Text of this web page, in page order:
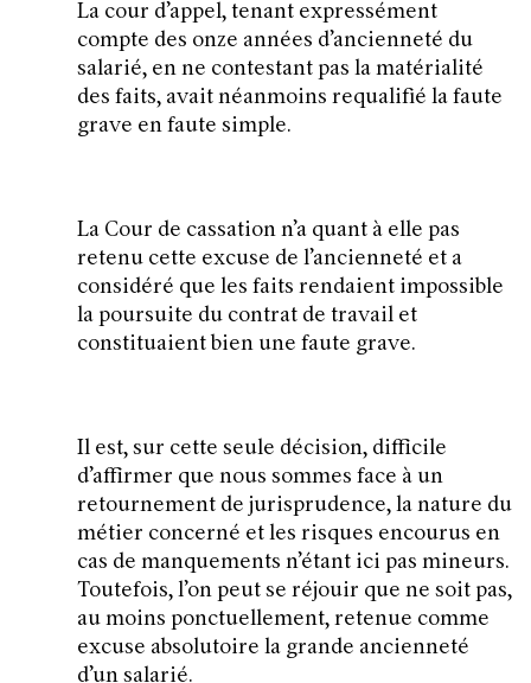
La cour d’appel, tenant expressément
compte des onze années d’ancienneté du
salarié, en ne contestant pas la matérialité
des faits, avait néanmoins requalifié la faute
grave en faute simple.
La Cour de cassation n’a quant à elle pas
retenu cette excuse de l’ancienneté et a
considéré que les faits rendaient impossible
la poursuite du contrat de travail et
constituaient bien une faute grave.
Il est, sur cette seule décision, difficile
d’affirmer que nous sommes face à un
retournement de jurisprudence, la nature du
métier concerné et les risques encourus en
cas de manquements n’étant ici pas mineurs.
Toutefois, l’on peut se réjouir que ne soit pas,
au moins ponctuellement, retenue comme
excuse absolutoire la grande ancienneté
d’un salarié.